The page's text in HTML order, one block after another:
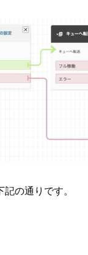
の通りです。